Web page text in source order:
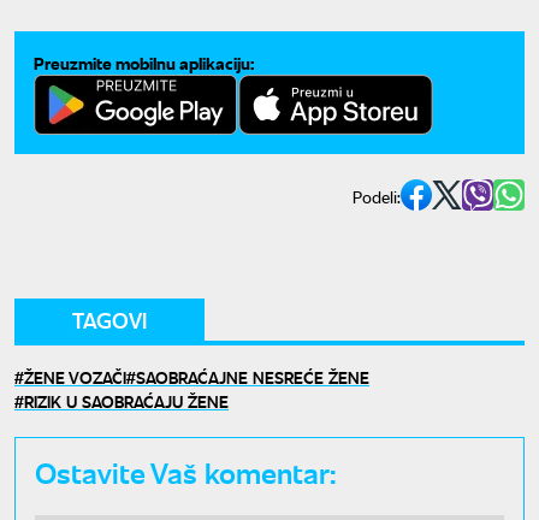
Preuzmite mobilnu aplikaciju:
Podeli:
TAGOVI
ŽENE VOZAČI SAOBRAĆAJNE NESREĆE ŽENE
RIZIK U SAOBRAĆAJU ŽENE
Ostavite Vaš komentar: